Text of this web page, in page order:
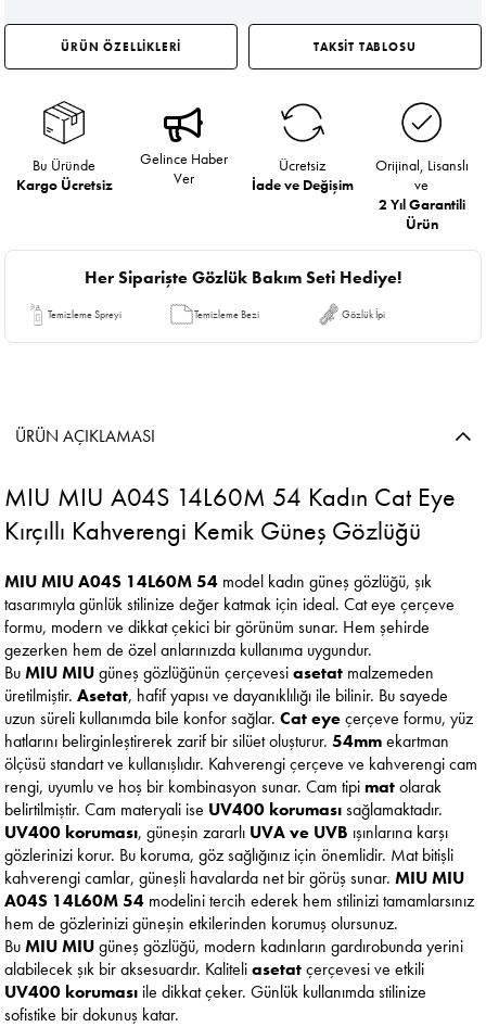
ÜRÜN ÖZELLİKLERİ TAKSİT TABLOSU
Bu Üründe
Kargo Ücretsiz
Gelince Haber
Ver
Ücretsiz
İade ve Değişim
Orijinal, Lisanslı
ve
2 Yıl Garantili
Ürün
Her Siparişte Gözlük Bakım Seti Hediye!
Temizleme Spreyi Temizleme Bezi Gözlük İpi
ÜRÜN AÇIKLAMASI
MIU MIU A04S 14L60M 54 Kadın Cat Eye
Kırçıllı Kahverengi Kemik Güneş Gözlüğü
MIU MIU A04S 14L60M 54 model kadın güneş gözlüğü, şık
tasarımıyla günlük stilinize değer katmak için ideal. Cat eye çerçeve
formu, modern ve dikkat çekici bir görünüm sunar. Hem şehirde
gezerken hem de özel anlarınızda kullanıma uygundur.
BuMIU MIUgüneş gözlüğünün çerçevesiasetat malzemeden
üretilmiştir.Asetat, hafif yapısı ve dayanıklılığı ile bilinir. Bu sayede
uzun süreli kullanımda bile konfor sağlar.Cat eyeçerçeve formu, yüz
hatlarını belirginleştirerek zarif bir silüet oluşturur.54mmekartman
ölçüsü standart ve kullanışlıdır. Kahverengi çerçeve ve kahverengi cam
rengi, uyumlu ve hoş bir kombinasyon sunar. Cam tipimatolarak
belirtilmiştir. Cam materyali ise UV400 korumasısağlamaktadır.
UV400 koruması, güneşin zararlı UVA ve UVB ışınlarına karşı
gözlerinizi korur. Bu koruma, göz sağlığınız için önemlidir. Mat bitişli
kahverengi camlar, güneşli havalarda net bir görüş sunar.MIU MIU
A04S 14L60M 54 modelini tercih ederek hem stilinizi tamamlarsınız
hem de gözlerinizi güneşin etkilerinden korumuş olursunuz.
BuMIU MIUgüneş gözlüğü, modern kadınların gardırobunda yerini
alabilecek şık bir aksesuardır. Kaliteliasetatçerçevesi ve etkili
UV400 koruması ile dikkat çeker. Günlük kullanımda stilinize
sofistike bir dokunuş katar.